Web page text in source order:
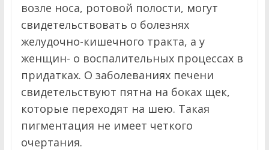
возле носа, ротовой полости, могут
свидетельствовать о болезнях
желудочно-кишечного тракта, а у
женщин- о воспалительных процессах в
придатках. О заболеваниях печени
свидетельствуют пятна на боках щек,
которые переходят на шею. Такая
пигментация не имеет четкого
очертания.